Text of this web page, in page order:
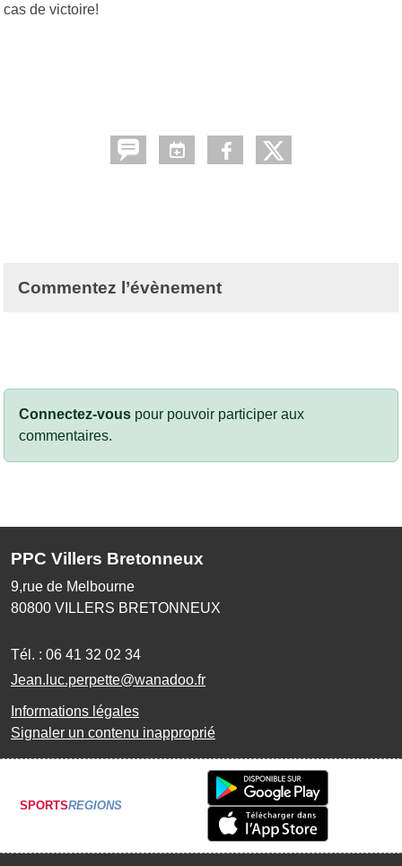
cas de victoire!
Commentez l’évènement
Connectez-vous pour pouvoir participer aux
commentaires.
PPC Villers Bretonneux
9,rue de Melbourne
80800 VILLERS BRETONNEUX
Tél. : 06 41 32 02 34
Jean.luc.perpette@wanadoo.fr
Informations légales
Signaler un contenu inapproprié
SPORTSREGIONS